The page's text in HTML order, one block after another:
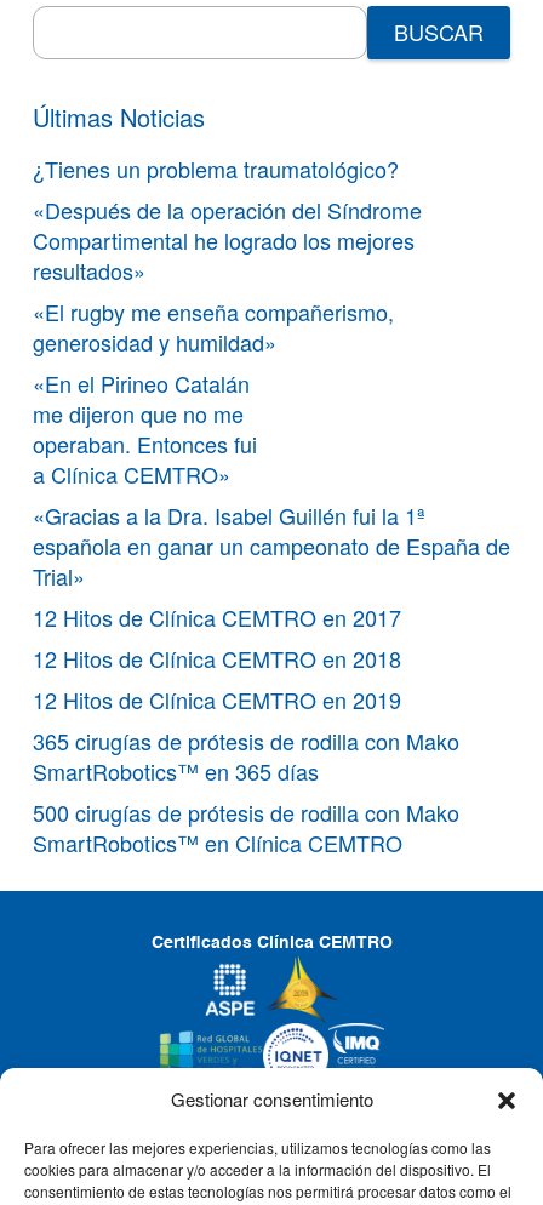
Gestionar consentimiento
Para ofrecer las mejores experiencias, utilizamos tecnologías como las
cookies para almacenar y/o acceder a la información del dispositivo. El
consentimiento de estas tecnologías nos permitirá procesar datos como el
Search
for:
Últimas Noticias
¿Tienes un problema traumatológico?
«Después de la operación del Síndrome
Compartimental he logrado los mejores
resultados»
«El rugby me enseña compañerismo,
generosidad y humildad»
«En el Pirineo Catalán
me dijeron que no me
operaban. Entonces fui
a Clínica CEMTRO»
«Gracias a la Dra. Isabel Guillén fui la 1ª
española en ganar un campeonato de España de
Trial»
12 Hitos de Clínica CEMTRO en 2017
12 Hitos de Clínica CEMTRO en 2018
12 Hitos de Clínica CEMTRO en 2019
365 cirugías de prótesis de rodilla con Mako
SmartRobotics™ en 365 días
500 cirugías de prótesis de rodilla con Mako
SmartRobotics™ en Clínica CEMTRO
Certificados Clínica CEMTRO
CLÍNICA CEMTRO